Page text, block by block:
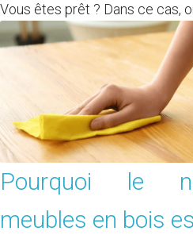
Vous êtes prêt ? Dans ce cas,
Pourquoi le
meubles en bois